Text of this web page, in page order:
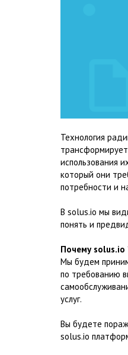
Технология
использования
который они
потребности и
В solus.io мы
понять и
Почему solus.io
Мы будем
по требованию
услуг.
Вы будете
solus.io